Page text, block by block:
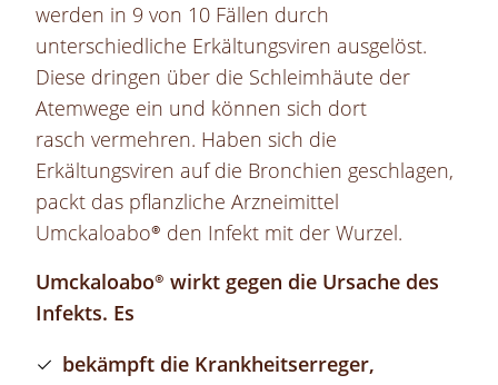
werden in 9 von 10 Fällen durch
unterschiedliche Erkältungsviren ausgelöst.
Diese dringen über die Schleimhäute der
Atemwege ein und können sich dort
rasch vermehren. Haben sich die
Erkältungsviren auf die Bronchien geschlagen,
packt das pflanzliche Arzneimittel
Umckaloabo® den Infekt mit der Wurzel.
Umckaloabo® wirkt gegen die Ursache des
Infekts. Es
bekämpft die Krankheitserreger,